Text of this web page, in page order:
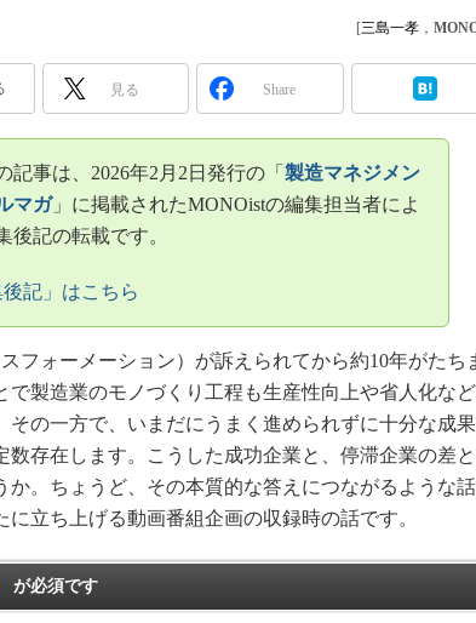
スマート工場EXPO
日本ものづくりワールド
AUTOMOTIVE WORLD
産業オープンネット展
Windows Embedded
車載ソフト開発
ISO26262
無償設計ツール
3Dプリンタ
インダストリー4.0
イノベーション
製造業ビッグデータ
メイドインジャパン
植物工場
知財マネジメント
[三島一孝 ，
見る Share
事は、2026年2月2日発行の「 製造マネジメン
マガ」に掲載されたMONOistの編集担当者によ
後記の転載です。
記」はこちら
フォーメーション）が訴えられてから約10年がたち
製造業のモノづくり工程も生産性向上や省人化など
その一方で、いまだにうまく進められずに十分な成
存在します。こうした成功企業と、停滞企業の差
か。ちょうど、その本質的な答えにつながるような
立ち上げる動画番組企画の収録時の話です。
が必須です